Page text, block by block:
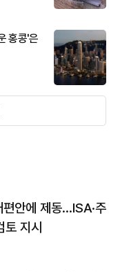
홍콩'은
안에 제동…ISA·주
토 지시